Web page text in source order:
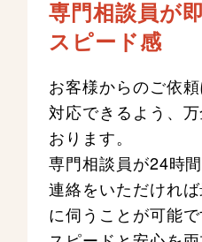
専門相談員が
スピード感
お客様からのご依
対応できるよう、
おります。
専門相談員が24時
連絡をいただけれ
に伺うことが可能で